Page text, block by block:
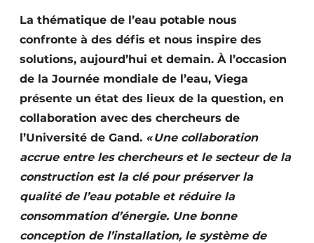
La thématique de l’eau potable nous
confronte à des défis et nous inspire des
solutions, aujourd’hui et demain. À l’occasion
de la Journée mondiale de l’eau, Viega
présente un état des lieux de la question, en
collaboration avec des chercheurs de
l’Université de Gand. « Une collaboration
accrue entre les chercheurs et le secteur de la
construction est la clé pour préserver la
qualité de l’eau potable et réduire la
consommation d’énergie. Une bonne
conception de l’installation, le système de